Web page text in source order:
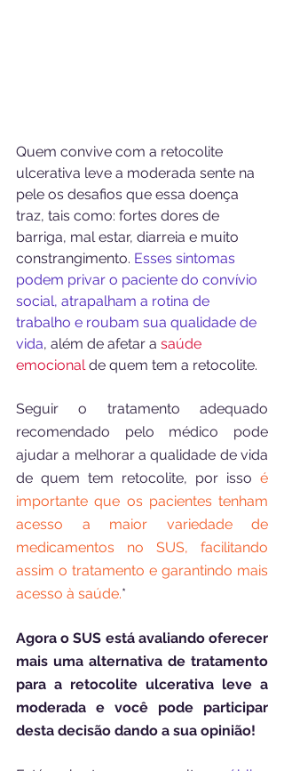
Quem convive com a retocolite
ulcerativa leve a moderada sente na
pele os desafios que essa doença
traz, tais como: fortes dores de
barriga, mal estar, diarreia e muito
constrangimento. Esses sintomas
podem privar o paciente do convívio
social, atrapalham a rotina de
trabalho e roubam sua qualidade de
vida, além de afetar a saúde
emocional de quem tem a retocolite.
Seguir o tratamento adequado
recomendado pelo médico pode
ajudar a melhorar a qualidade de vida
de quem tem retocolite, por isso é
importante que os pacientes tenham
acesso a maior variedade de
medicamentos no SUS, facilitando
assim o tratamento e garantindo mais
acesso à saúde.*
Agora o SUS está avaliando oferecer
mais uma alternativa de tratamento
para a retocolite ulcerativa leve a
moderada e você pode participar
desta decisão dando a sua opinião!